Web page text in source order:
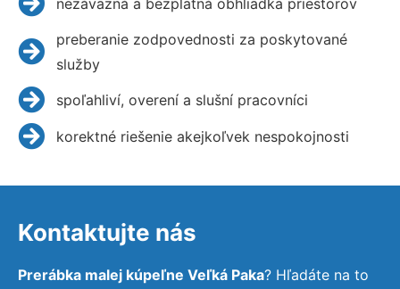
preberanie zodpovednosti za poskytované
služby
spoľahliví, overení a slušní pracovníci
korektné riešenie akejkoľvek nespokojnosti
Kontaktujte nás
Prerábka malej kúpeľne Veľká Paka? Hľadáte na to